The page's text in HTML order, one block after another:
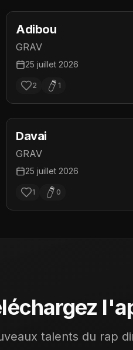
Adibou
GRAV
25 juillet 2026
2 1
Davai
GRAV
25 juillet 2026
1 0
talents du rap